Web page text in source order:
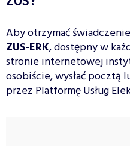
Aby otrzymać
ZUS-ERK, dostępny w
stronie internetowej
osobiście, wysłać
przez Platformę Usług